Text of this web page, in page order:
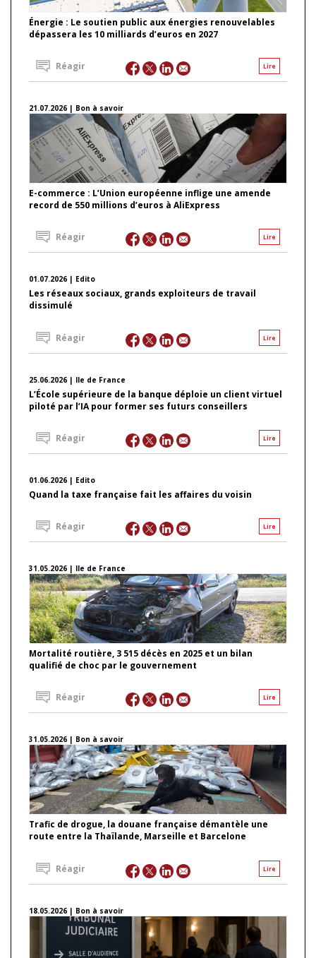
Énergie : Le soutien public aux énergies renouvelables
dépassera les 10 milliards d’euros en 2027
Lire
Réagir
21.07.2026 | Bon à savoir
E-commerce : L’Union européenne inflige une amende
record de 550 millions d’euros à AliExpress
Lire
Réagir
01.07.2026 | Edito
Les réseaux sociaux, grands exploiteurs de travail
dissimulé
Lire
Réagir
25.06.2026 | Ile de France
L’École supérieure de la banque déploie un client virtuel
piloté par l’IA pour former ses futurs conseillers
Lire
Réagir
01.06.2026 | Edito
Quand la taxe française fait les affaires du voisin
Lire
Réagir
31.05.2026 | Ile de France
Mortalité routière, 3 515 décès en 2025 et un bilan
qualifié de choc par le gouvernement
Lire
Réagir
31.05.2026 | Bon à savoir
Trafic de drogue, la douane française démantèle une
route entre la Thaïlande, Marseille et Barcelone
Lire
Réagir
18.05.2026 | Bon à savoir